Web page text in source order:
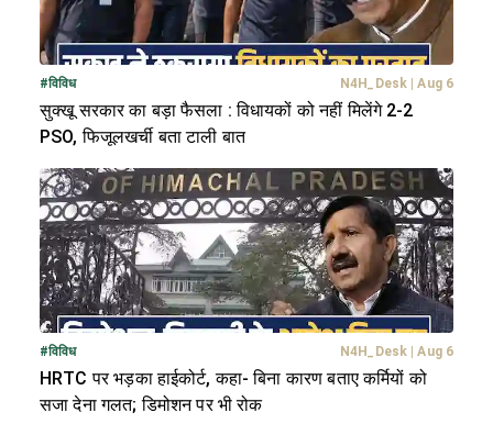
#विविध N4H_Desk Aug 6
सुक्खू सरकार का बड़ा फैसला : विधायकों को नहीं मिलेंगे 2-2
PSO, फिजूलखर्ची बता टाली बात
#विविध N4H_Desk Aug 6
HRTC पर भड़का हाईकोर्ट, कहा- बिना कारण बताए कर्मियों को
सजा देना गलत; डिमोशन पर भी रोक